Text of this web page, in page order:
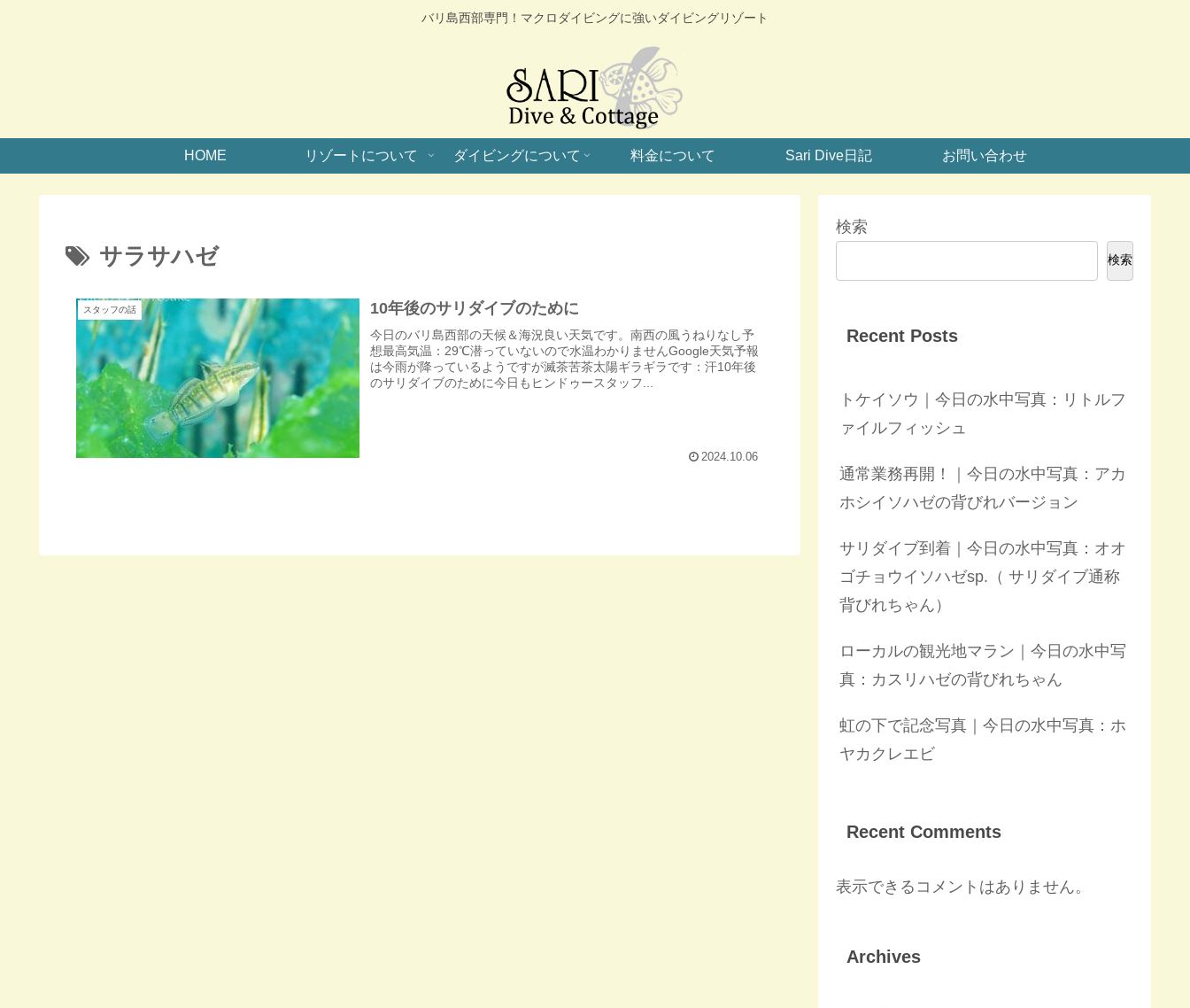
バリ島西部専門！マクロダイビングに強いダイビングリゾート
HOME リゾートについて ダイビングについて 料金について Sari Dive日記 お問い合わせ
サラサハゼ
スタッフの話 10年後のサリダイブのために
今日のバリ島西部の天候＆海況良い天気です。南西の風うねりなし予
想最高気温：29℃潜っていないので水温わかりませんGoogle天気予報
は今雨が降っているようですが滅茶苦茶太陽ギラギラです：汗10年後
のサリダイブのために今日もヒンドゥースタッフ...
2024.10.06
検索
検索
Recent Posts
トケイソウ｜今日の水中写真：リトルフ
ァイルフィッシュ
通常業務再開！｜今日の水中写真：アカ
ホシイソハゼの背びれバージョン
サリダイブ到着｜今日の水中写真：オオ
ゴチョウイソハゼsp.（ サリダイブ通称
背びれちゃん）
ローカルの観光地マラン｜今日の水中写
真：カスリハゼの背びれちゃん
虹の下で記念写真｜今日の水中写真：ホ
ヤカクレエビ
Recent Comments
表示できるコメントはありません。
Archives